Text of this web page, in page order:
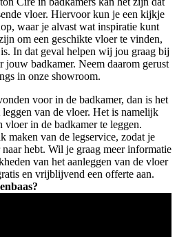
vloer. Hiervoor kun je een kijkje
waar je alvast wat inspiratie kunt
om een geschikte vloer te vinden,
In dat geval helpen wij jou graag bij
jouw badkamer. Neem daarom gerust
in onze showroom.
voor in de badkamer, dan is het
van de vloer. Het is namelijk
vloer in de badkamer te leggen.
maken van de legservice, zodat je
hebt. Wil je graag meer informatie
van het aanleggen van de vloer
en vrijblijvend een offerte aan.